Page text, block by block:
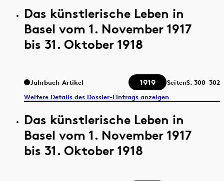
Das künstlerische Leben in
Basel vom 1. November 1917
bis 31. Oktober 1918
Jahrbuch-Artikel 1919 SeitenS. 300–302
Weitere Details des Dossier-Eintrags anzeigen
Das künstlerische Leben in
Basel vom 1. November 1917
bis 31. Oktober 1918